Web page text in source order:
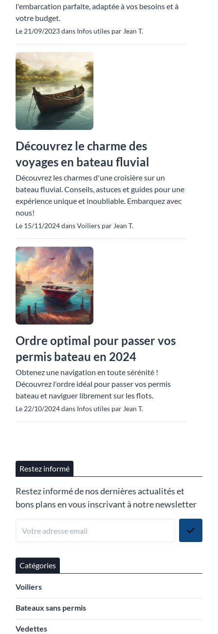
l'embarcation parfaite, adaptée à vos besoins et à
votre budget.
Le 21/09/2023 dans Infos utiles par Jean T.
Découvrez le charme des
voyages en bateau fluvial
Découvrez les charmes d'une croisière sur un
bateau fluvial. Conseils, astuces et guides pour une
expérience unique et inoubliable. Embarquez avec
nous!
Le 15/11/2024 dans Voiliers par Jean T.
Ordre optimal pour passer vos
permis bateau en 2024
Obtenez une navigation en toute sérénité !
Découvrez l'ordre idéal pour passer vos permis
bateau et naviguer librement sur les flots.
Le 22/10/2024 dans Infos utiles par Jean T.
Restez informé
Restez informé de nos dernières actualités et
bons plans en vous inscrivant à notre newsletter
Catégories
Voiliers
Bateaux sans permis
Vedettes